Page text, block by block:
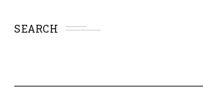
SEARCH